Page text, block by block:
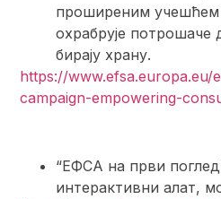
проширеним учешћем
охрабрује потрошаче
бирају храну.
https://www.efsa.europa.eu/
campaign-empowering-
“ЕФСА на први
интерактивни алат,